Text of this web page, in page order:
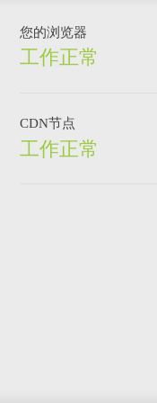
您的浏览器
工作正常
CDN节点
工作正常